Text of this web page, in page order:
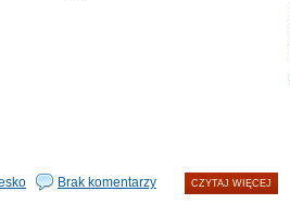
Brak komentarzy CZYTAJ WIĘCEJ